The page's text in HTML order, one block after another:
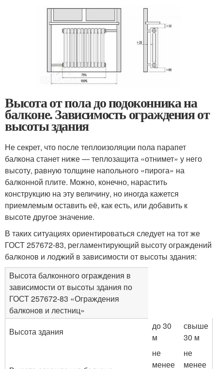
Высота от пола до подоконника на
балконе. Зависимость ограждения от
высоты здания
Не секрет, что после теплоизоляции пола парапет
балкона станет ниже — теплозащита «отнимет» у него
высоту, равную толщине напольного «пирога» на
балконной плите. Можно, конечно, нарастить
конструкцию на эту величину, но иногда кажется
приемлемым оставить её, как есть, или добавить к
высоте другое значение.
В таких ситуациях ориентироваться следует на тот же
ГОСТ 257672-83, регламентирующий высоту ограждений
балконов и лоджий в зависимости от высоты здания:
Высота балконного ограждения в
зависимости от высоты здания по
ГОСТ 257672-83 «Ограждения
балконов и лестниц»
Высота здания
до 30
м
свыше
30 м
не
менее
не
менее